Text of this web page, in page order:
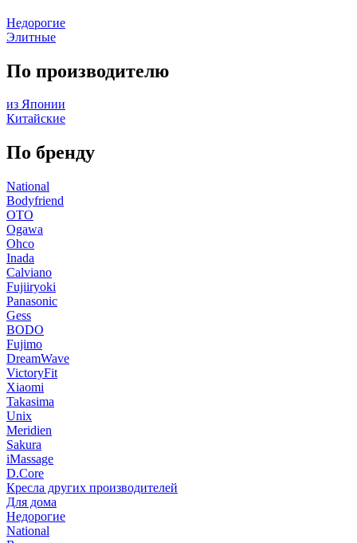
Недорогие
Элитные
По производителю
из Японии
Китайские
По бренду
National
Bodyfriend
OTO
Ogawa
Ohco
Inada
Calviano
Fujiiryoki
Panasonic
Gess
BODO
Fujimo
DreamWave
VictoryFit
Xiaomi
Takasima
Unix
Meridien
Sakura
iMassage
D.Core
Кресла других производителей
Для дома
Недорогие
National